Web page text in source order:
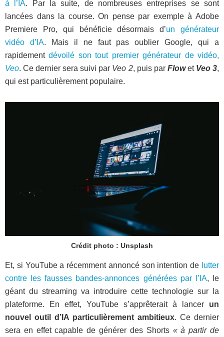
à l’IA. Par la suite, de nombreuses entreprises se sont
lancées dans la course. On pense par exemple à Adobe
Premiere Pro, qui bénéficie désormais d’un générateur
vidéo d’IA. Mais il ne faut pas oublier Google, qui a
rapidementdévoilé son tout premier générateur de vidéo,
Veo. Ce dernier sera suivi par Veo 2, puis par Flow et Veo 3,
qui est particulièrement populaire.
Crédit photo : Unsplash
Et, si YouTube a récemment annoncé son intention de lutter
contre les fausses bandes-annonces générées par l’IA, le
géant du streaming va introduire cette technologie sur la
plateforme. En effet, YouTube s’apprêterait à lancer un
nouvel outil d’IA particulièrement ambitieux. Ce dernier
sera en effet capable de générer des Shorts « à partir de